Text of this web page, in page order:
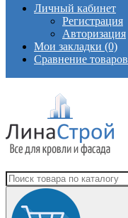
Личный кабинет
Регистрация
Авторизация
Мои закладки (0)
Сравнение